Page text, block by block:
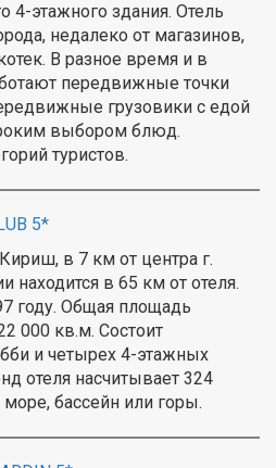
4-этажного здания. Отель
недалеко от магазинов,
В разное время и в
передвижные точки
грузовики с едой
выбором блюд.
туристов.
5*
в 7 км от центра г.
находится в 65 км от отеля.
году. Общая площадь
000 кв.м. Состоит
и четырех 4-этажных
отеля насчитывает 324
бассейн или горы.